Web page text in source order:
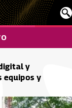
y
equipos y